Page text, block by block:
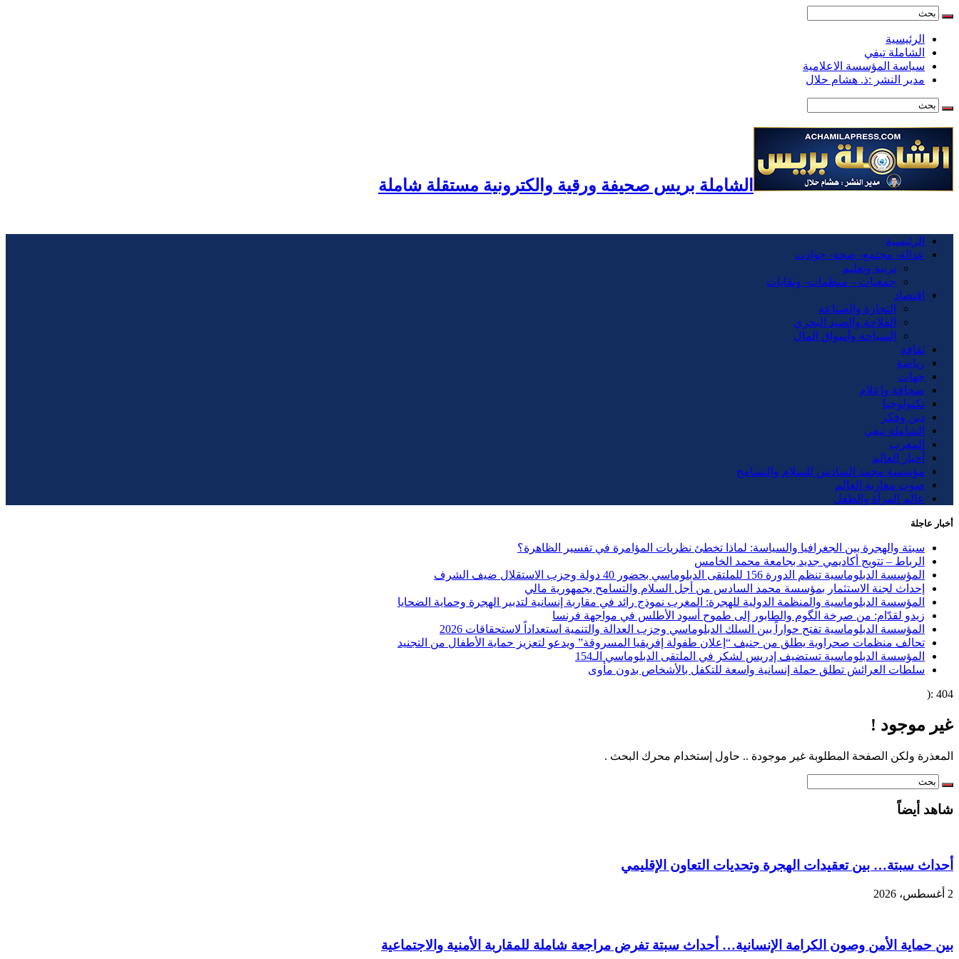
الرئيسية
الشاملة تيفي
سياسة المؤسسة الاعلامية
مدير النشر :ذ. هشام حلال
الشاملة بريس صحيفة ورقية والكترونية مستقلة شاملة
الرئيسية
عدالة- مجتمع- صحة- حوادت
تربية وتعليم
جمعيات – منظمات- ونقابات
اقتصاد
التجارة والصناعة
الفلاحة والصيد البحري
السياحة وأسواق المال
ثقافة
رياضة
جهات
صحافة وإعلام
تكنولوجيا
دين وفكر
الشاملة تيفي
المغرب
أخبار العالم
مؤسسة محمد السادس للسلام والتسامح
صوت مغاربة العالم
عالم المرأة والطفل
أخبار عاجلة
سبتة والهجرة بين الجغرافيا والسياسة: لماذا تخطئ نظريات المؤامرة في تفسير الظاهرة؟
الرباط – تتويج أكاديمي جديد بجامعة محمد الخامس
المؤسسة الدبلوماسية تنظم الدورة 156 للملتقى الدبلوماسي بحضور 40 دولة وحزب الاستقلال ضيف الشرف
إحداث لجنة الاستثمار بمؤسسة محمد السادس من أجل السلام والتسامح بجمهورية مالي
المؤسسة الدبلوماسية والمنظمة الدولية للهجرة: المغرب نموذج رائد في مقاربة إنسانية لتدبير الهجرة وحماية الضحايا
زيدو لقدّام: من صرخة الگوم والطابور إلى طموح أسود الأطلس في مواجهة فرنسا
المؤسسة الدبلوماسية تفتح حواراً بين السلك الدبلوماسي وحزب العدالة والتنمية استعداداً لاستحقاقات 2026
تحالف منظمات صحراوية يطلق من جنيف “إعلان طفولة إفريقيا المسروقة” ويدعو لتعزيز حماية الأطفال من التجنيد
المؤسسة الدبلوماسية تستضيف إدريس لشكر في الملتقى الدبلوماسي الـ154
سلطات العرائش تطلق حملة إنسانية واسعة للتكفل بالأشخاص بدون مأوى
404 :(
غير موجود !
المعذرة ولكن الصفحة المطلوبة غير موجودة .. حاول إستخدام محرك البحث .
شاهد أيضاً
أحداث سبتة… بين تعقيدات الهجرة وتحديات التعاون الإقليمي
2 أغسطس، 2026
بين حماية الأمن وصون الكرامة الإنسانية… أحداث سبتة تفرض مراجعة شاملة للمقاربة الأمنية والاجتماعية